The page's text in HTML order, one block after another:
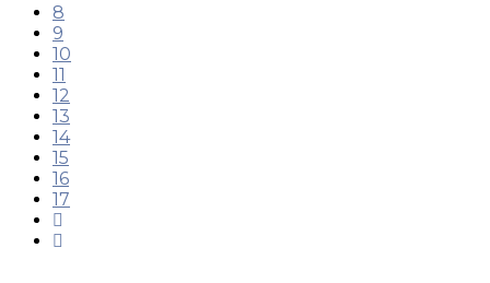
8
9
10
11
12
13
14
15
16
17